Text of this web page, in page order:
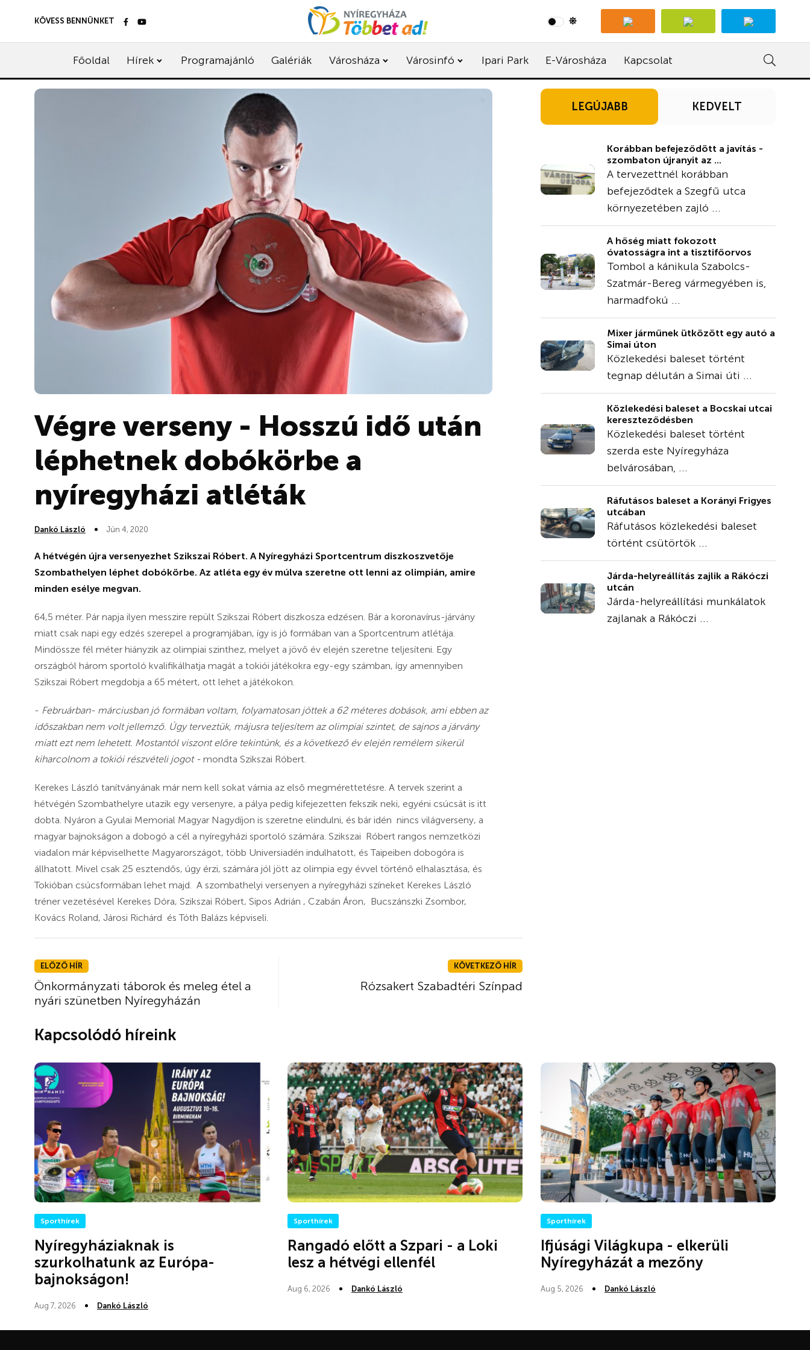
KÖVESS BENNÜNKET
Főoldal Hírek Programajánló Galériák Városháza Városinfó Ipari Park E-Városháza Kapcsolat
Végre verseny - Hosszú idő után
léphetnek dobókörbe a
nyíregyházi atléták
Dankó László Jún 4, 2020
A hétvégén újra versenyezhet Szikszai Róbert. A Nyíregyházi Sportcentrum diszkoszvetője
Szombathelyen léphet dobókörbe. Az atléta egy év múlva szeretne ott lenni az olimpián, amire
minden esélye megvan.
64,5 méter. Pár napja ilyen messzire repült Szikszai Róbert diszkosza edzésen. Bár a koronavírus-járvány
miatt csak napi egy edzés szerepel a programjában, így is jó formában van a Sportcentrum atlétája.
Mindössze fél méter hiányzik az olimpiai szinthez, melyet a jövő év elején szeretne teljesíteni. Egy
országból három sportoló kvalifikálhatja magát a tokiói játékokra egy-egy számban, így amennyiben
Szikszai Róbert megdobja a 65 métert, ott lehet a játékokon.
- Februárban- márciusban jó formában voltam, folyamatosan jöttek a 62 méteres dobások, ami ebben az
időszakban nem volt jellemző. Úgy terveztük, májusra teljesítem az olimpiai szintet, de sajnos a járvány
miatt ezt nem lehetett. Mostantól viszont előre tekintünk, és a következő év elején remélem sikerül
kiharcolnom a tokiói részvételi jogot - mondta Szikszai Róbert.
Kerekes László tanítványának már nem kell sokat várnia az első megmérettetésre. A tervek szerint a
hétvégén Szombathelyre utazik egy versenyre, a pálya pedig kifejezetten fekszik neki, egyéni csúcsát is itt
dobta. Nyáron a Gyulai Memorial Magyar Nagydíjon is szeretne elindulni, és bár idén nincs világverseny, a
magyar bajnokságon a dobogó a cél a nyíregyházi sportoló számára. Szikszai Róbert rangos nemzetközi
viadalon már képviselhette Magyarországot, több Universiadén indulhatott, és Taipeiben dobogóra is
állhatott. Mivel csak 25 esztendős, úgy érzi, számára jól jött az olimpia egy évvel történő elhalasztása, és
Tokióban csúcsformában lehet majd. A szombathelyi versenyen a nyíregyházi színeket Kerekes László
tréner vezetésével Kerekes Dóra, Szikszai Róbert, Sipos Adrián , Czabán Áron, Bucszánszki Zsombor,
Kovács Roland, Járosi Richárd és Tóth Balázs képviseli.
ELŐZŐ HÍR
Önkormányzati táborok és meleg étel a
nyári szünetben Nyíregyházán
KÖVETKEZŐ HÍR
Rózsakert Szabadtéri Színpad
LEGÚJABB KEDVELT
Korábban befejeződött a javítás -
szombaton újranyit az ...
A tervezettnél korábban
befejeződtek a Szegfű utca
környezetében zajló ...
A hőség miatt fokozott
óvatosságra int a tisztifőorvos
Tombol a kánikula Szabolcs-
Szatmár-Bereg vármegyében is,
harmadfokú ...
Mixer járműnek ütközött egy autó a
Simai úton
Közlekedési baleset történt
tegnap délután a Simai úti ...
Közlekedési baleset a Bocskai utcai
kereszteződésben
Közlekedési baleset történt
szerda este Nyíregyháza
belvárosában, ...
Ráfutásos baleset a Korányi Frigyes
utcában
Ráfutásos közlekedési baleset
történt csütörtök ...
Járda-helyreállítás zajlik a Rákóczi
utcán
Járda-helyreállítási munkálatok
zajlanak a Rákóczi ...
Kapcsolódó híreink
Sporthírek
Nyíregyháziaknak is
szurkolhatunk az Európa-
bajnokságon!
Aug 7, 2026 Dankó László
Sporthírek
Rangadó előtt a Szpari - a Loki
lesz a hétvégi ellenfél
Aug 6, 2026 Dankó László
Sporthírek
Ifjúsági Világkupa - elkerüli
Nyíregyházát a mezőny
Aug 5, 2026 Dankó László